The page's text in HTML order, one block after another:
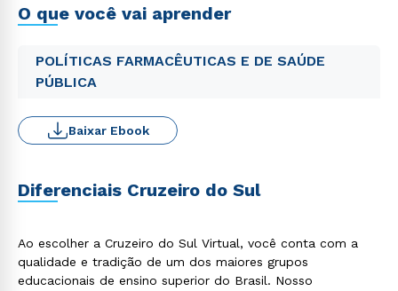
O que você vai aprender
POLÍTICAS FARMACÊUTICAS E DE SAÚDE
PÚBLICA
Baixar Ebook
Diferenciais Cruzeiro do Sul
Ao escolher a Cruzeiro do Sul Virtual, você conta com a
qualidade e tradição de um dos maiores grupos
educacionais de ensino superior do Brasil. Nosso